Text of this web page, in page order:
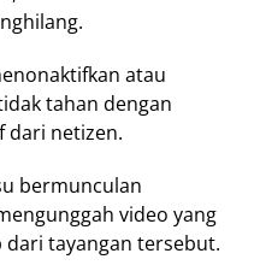
atau
tahan dengan
dari netizen.
bermunculan
video yang
dari tayangan tersebut.